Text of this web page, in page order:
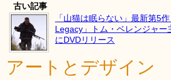
古い記事
「山猫は眠らない」最新第5
Legacy」トム・ベレンジャー
にDVDリリース
アートとデザイン